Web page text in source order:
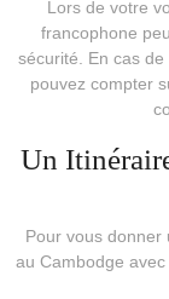
Lors de votre
francophone
sécurité. En cas
pouvez compter
Un
Pour vous donner
au Cambodge